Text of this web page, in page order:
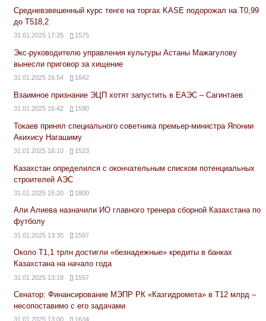
Средневзвешенный курс тенге на торгах KASE подорожал на Т0,99
до Т518,2
31.01.2025 17:25 1575
Экс-руководителю управления культуры Астаны Мажагулову
вынесли приговор за хищение
31.01.2025 16:54 1642
Взаимное признание ЭЦП хотят запустить в ЕАЭС – Сагинтаев
31.01.2025 16:42 1590
Токаев принял специального советника премьер-министра Японии
Акихису Нагашиму
31.01.2025 16:10 1523
Казахстан определился с окончательным списком потенциальных
строителей АЭС
31.01.2025 15:20 1800
Али Алиева назначили ИО главного тренера сборной Казахстана по
футболу
31.01.2025 13:30 1597
Около Т1,1 трлн достигли «безнадежные» кредиты в банках
Казахстана на начало года
31.01.2025 13:18 1557
Сенатор: Финансирование МЭПР РК «Казгидромета» в Т12 млрд –
несопоставимо с его задачами
31.01.2025 13:00 1634